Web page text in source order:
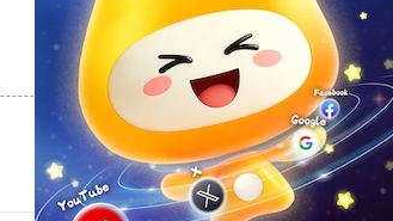
支持[0] 反对[0]